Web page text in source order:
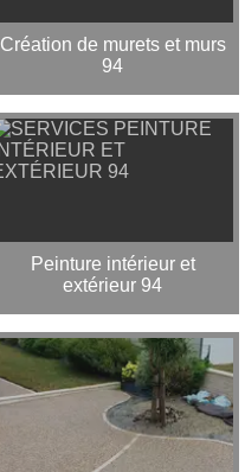
Création de murets et murs
94
Peinture intérieur et
extérieur 94